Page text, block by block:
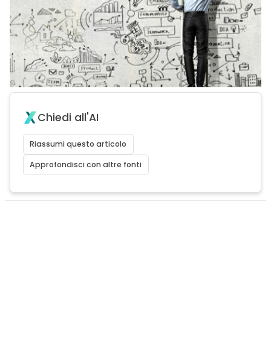
Chiedi all'AI
Riassumi questo articolo
Approfondisci con altre fonti